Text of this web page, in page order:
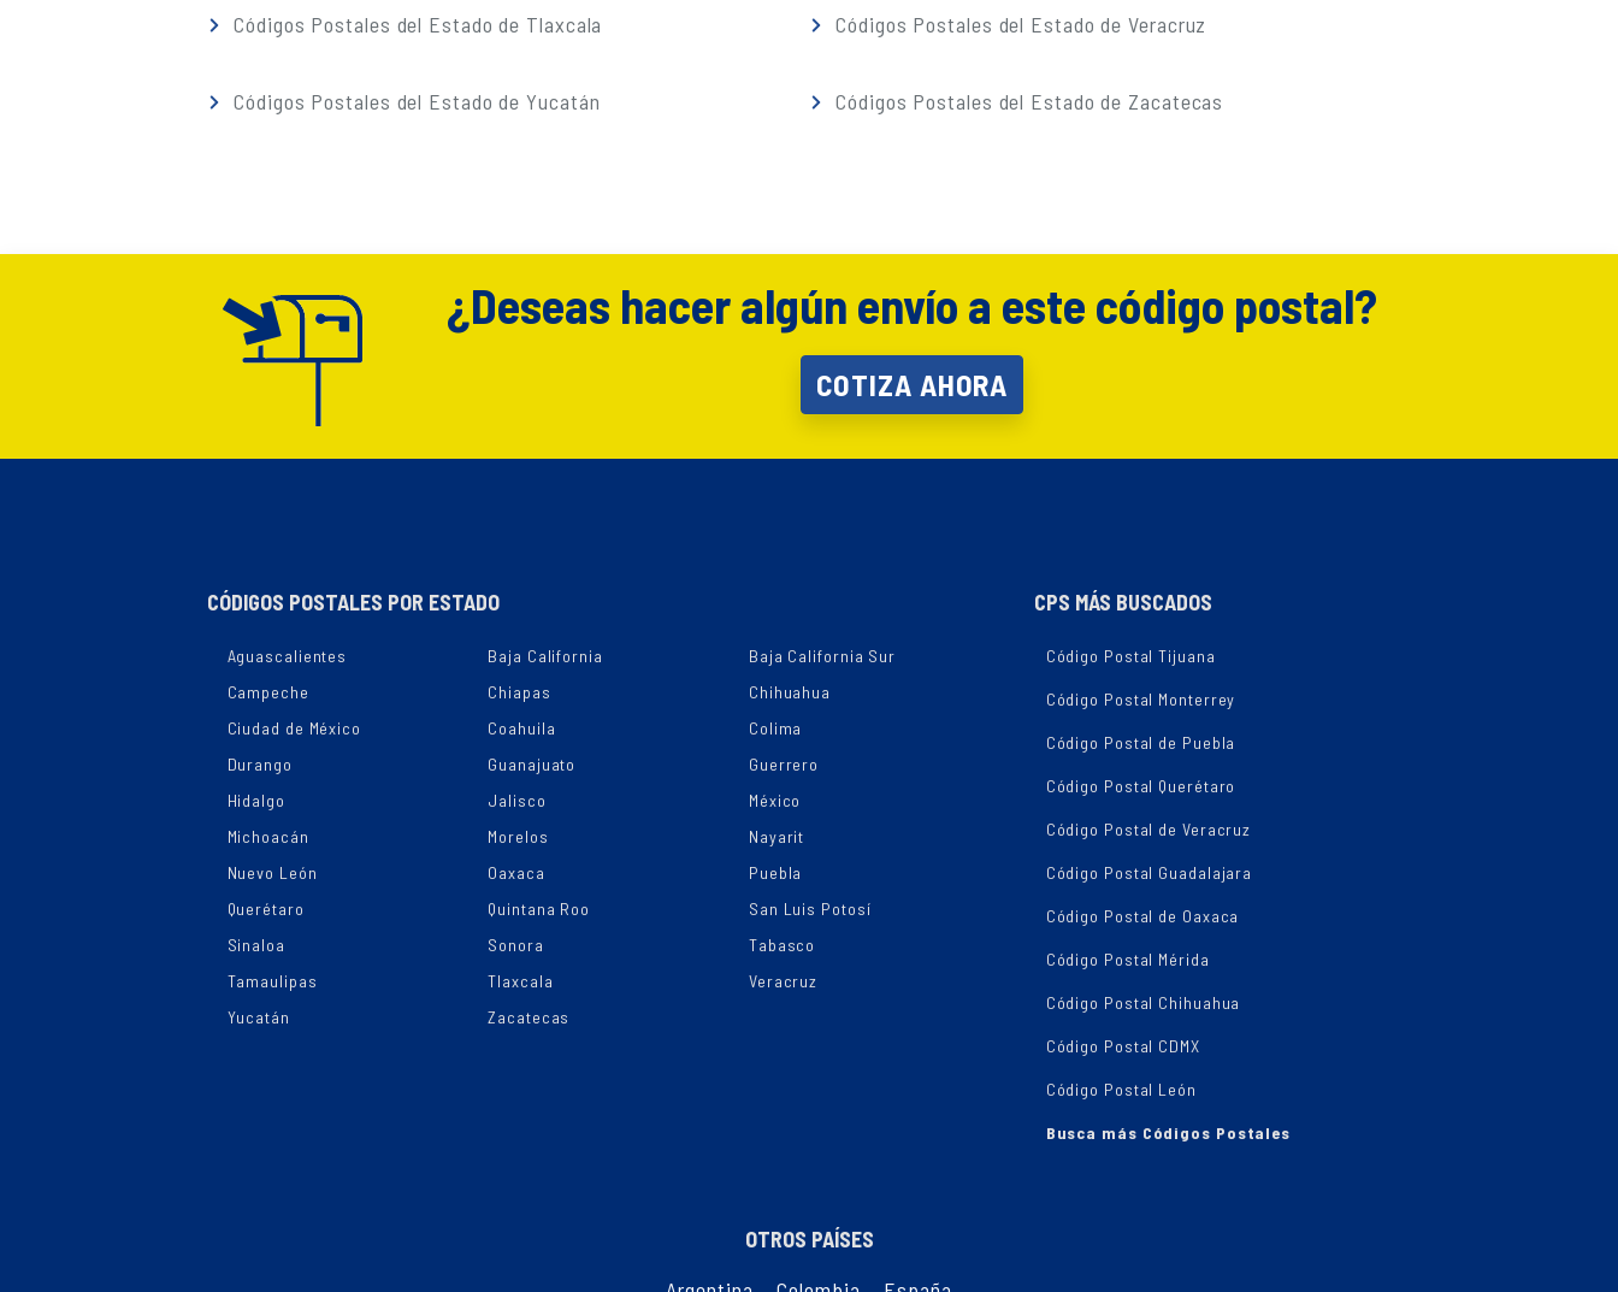
Códigos Postales del Estado de Tlaxcala Códigos Postales del Estado de Veracruz
Códigos Postales del Estado de Yucatán Códigos Postales del Estado de Zacatecas
¿Deseas hacer algún envío a este código postal?
COTIZA AHORA
CÓDIGOS POSTALES POR ESTADO
Aguascalientes Baja California
Baja California Sur
Campeche
Chiapas
Chihuahua
Ciudad de México
Coahuila
Colima
Durango
Guanajuato
Guerrero
Hidalgo
Jalisco
México
Michoacán
Morelos
Nayarit
Nuevo León
Oaxaca
Puebla
Querétaro
Quintana Roo
San Luis Potosí
Sinaloa
Sonora
Tabasco
Tamaulipas
Tlaxcala
Veracruz
Yucatán
Zacatecas
CPS MÁS BUSCADOS
Código Postal Tijuana
Código Postal Monterrey
Código Postal de Puebla
Código Postal Querétaro
Código Postal de Veracruz
Código Postal Guadalajara
Código Postal de Oaxaca
Código Postal Mérida
Código Postal Chihuahua
Código Postal CDMX
Código Postal León
Busca más Códigos Postales
OTROS PAÍSES